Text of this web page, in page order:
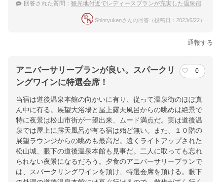
回答された質問： 観光地付近でレディースプランが充実した温泉宿
Shinryukenさんの回答（投稿日：2023/6/22）
通報する
アニバーサリープランが良い。スパークリ
ングワインに特選会席！
0
当宿は道後温泉本館の向かいに有り、従って温泉街のほぼ真
ん中に有る。展望大浴場と屋上露天風呂からの眺めは絶景で
特に夜景は松山市街が一望出来、ムード満点だ。実は道後温
泉では屋上に露天風呂が有る宿は殆ど無い。また、１０階の
展望ラウンジからの眺めも最高だ。遠くライトアップされた
松山城、眼下の道後温泉本館も見事だ。二人に取っても忘れ
られない夜景になるだろう。夕食のアニバーサリープランで
は、スパークリングワインを頂け、特選会席を頂ける。眼下